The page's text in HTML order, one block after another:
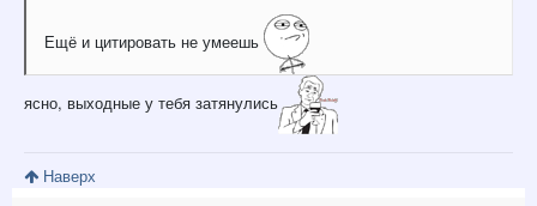
Ещё и цитировать не умеешь
ясно, выходные у тебя затянулись
Наверх